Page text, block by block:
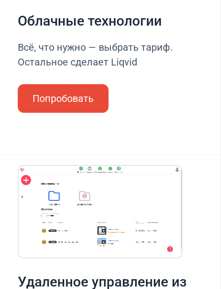
Облачные технологии
Всё, что нужно — выбрать тариф.
Остальное сделает Liqvid
Попробовать
Удаленное управление из